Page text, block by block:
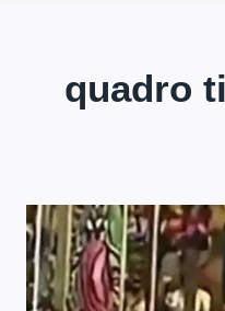
quadro